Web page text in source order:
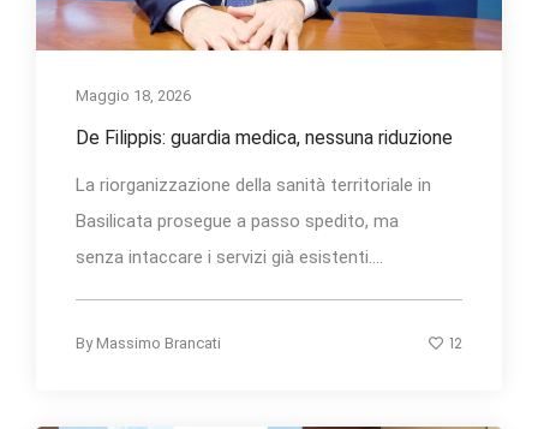
Maggio 18, 2026
De Filippis: guardia medica, nessuna riduzione
La riorganizzazione della sanità territoriale in
Basilicata prosegue a passo spedito, ma
senza intaccare i servizi già esistenti....
By Massimo Brancati 12